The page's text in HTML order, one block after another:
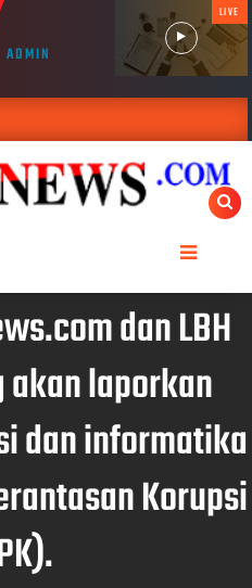
ADMIN
LIVE
dan LBH
akan laporkan
dan informatika
Korupsi